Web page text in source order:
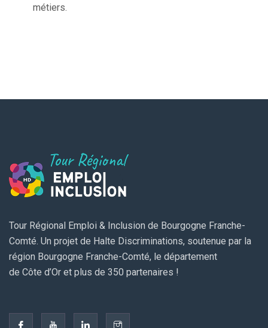
métiers.
Tour Régional Emploi & Inclusion de Bourgogne Franche-
Comté. Un projet de Halte Discriminations, soutenue par la
région Bourgogne Franche-Comté, le département
de Côte d’Or et plus de 350 partenaires !